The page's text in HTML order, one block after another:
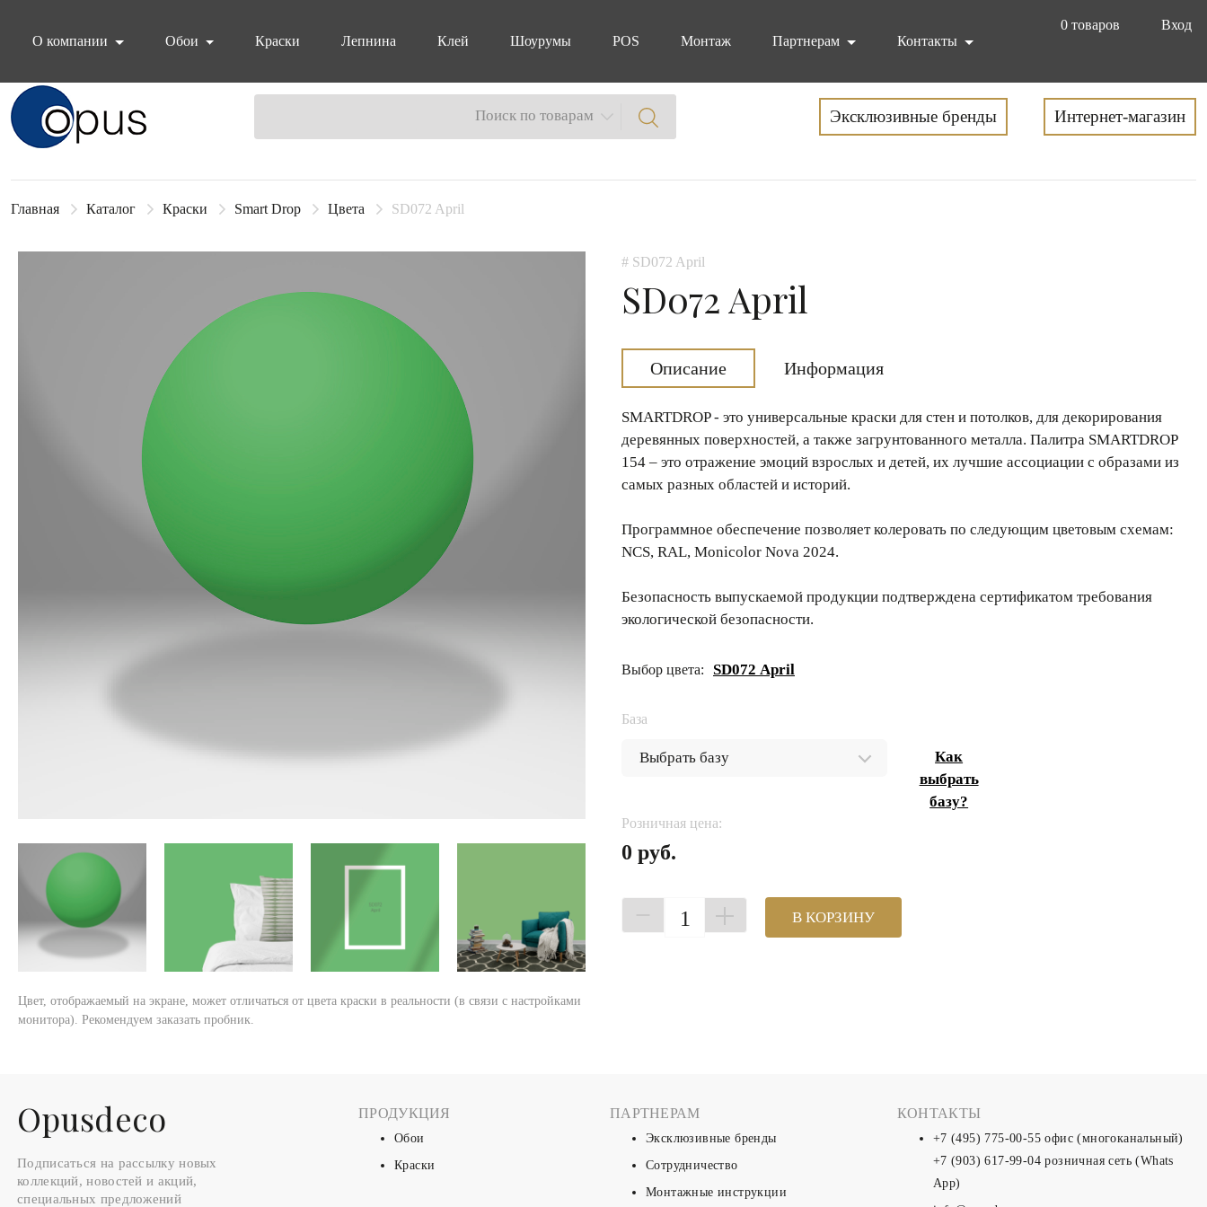
0 товаров
Вход
О компании
Обои Краски Лепнина Клей Шоурумы POS Монтаж Партнерам Контакты
Блок поиска Поиск по товарам Эксклюзивные бренды Интернет-магазин
Главная Каталог Краски Smart Drop Цвета SD072 April
Цвет, отображаемый на экране, может отличаться от цвета краски в реальности (в связи с настройками
монитора). Рекомендуем заказать пробник.
# SD072 April
SD072 April
Описание Информация
SMARTDROP - это универсальные краски для стен и потолков, для декорирования
деревянных поверхностей, а также загрунтованного металла. Палитра SMARTDROP
154 – это отражение эмоций взрослых и детей, их лучшие ассоциации с образами из
самых разных областей и историй.
Программное обеспечение позволяет колеровать по следующим цветовым схемам:
NCS, RAL, Monicolor Nova 2024.
Безопасность выпускаемой продукции подтверждена сертификатом требования
экологической безопасности.
Выбор цвета: SD072 April
База
Как
выбрать
базу?
Розничная цена:
0 руб.
1 В КОРЗИНУ
Оpusdeco
Подписаться на рассылку новых
коллекций, новостей и акций,
специальных предложений
ПРОДУКЦИЯ
Обои
Краски
ПАРТНЕРАМ
Эксклюзивные бренды
Сотрудничество
Монтажные инструкции
КОНТАКТЫ
+7 (495) 775-00-55 офис (многоканальный)
+7 (903) 617-99-04 розничная сеть (Whats
App)